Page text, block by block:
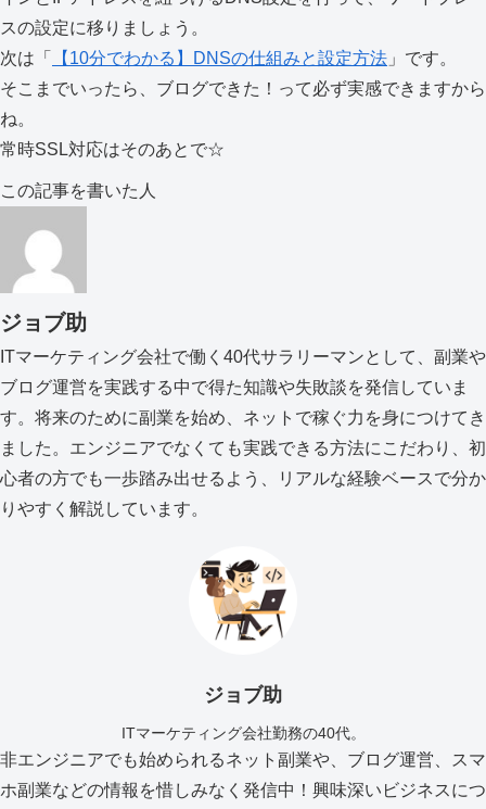
スの設定に移りましょう。
次は「
【10分でわかる】DNSの仕組みと設定方法 」です。
そこまでいったら、ブログできた！って必ず実感できますから
ね。
常時SSL対応はそのあとで☆
この記事を書いた人
ジョブ助
ITマーケティング会社で働く40代サラリーマンとして、副業や
ブログ運営を実践する中で得た知識や失敗談を発信していま
す。将来のために副業を始め、ネットで稼ぐ力を身につけてき
ました。エンジニアでなくても実践できる方法にこだわり、初
心者の方でも一歩踏み出せるよう、リアルな経験ベースで分か
りやすく解説しています。
ジョブ助
ITマーケティング会社勤務の40代。
非エンジニアでも始められるネット副業や、ブログ運営、スマ
ホ副業などの情報を惜しみなく発信中！興味深いビジネスにつ